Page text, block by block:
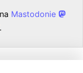
Mastodonie
.